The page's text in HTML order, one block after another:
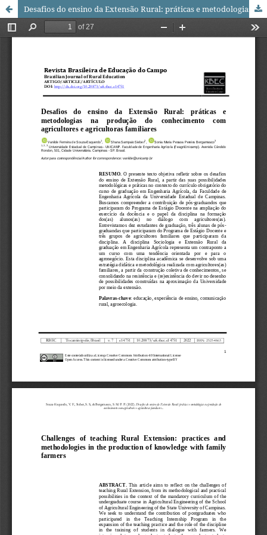
Desafios do ensino da Extensão Rural: práticas e metodologias na produção do conhecimento com agricultores e agricultoras familiares